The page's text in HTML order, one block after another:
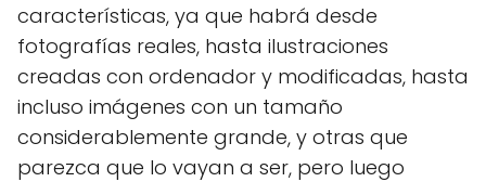
características, ya que habrá desde
fotografías reales, hasta ilustraciones
creadas con ordenador y modificadas, hasta
incluso imágenes con un tamaño
considerablemente grande, y otras que
parezca que lo vayan a ser, pero luego